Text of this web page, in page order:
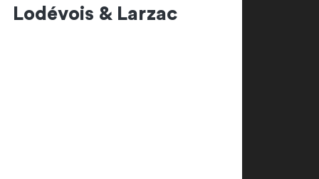
Lodévois & Larzac